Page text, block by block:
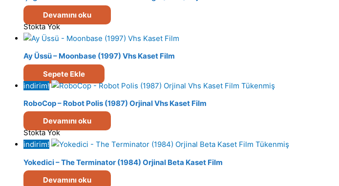
Devamını oku
Stokta Yok
Ay Üssü – Moonbase (1997) Vhs Kaset Film
Sepete Ekle
indirim!
Tükenmiş
RoboCop – Robot Polis (1987) Orjinal Vhs Kaset Film
Devamını oku
Stokta Yok
indirim!
Tükenmiş
Yokedici – The Terminator (1984) Orjinal Beta Kaset Film
Devamını oku